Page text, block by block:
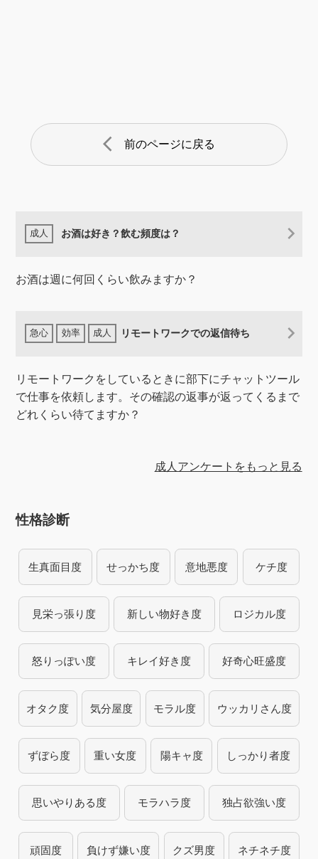
arrow_back_ios 前のページに戻る
お酒は好き？飲む頻度は？
お酒は週に何回くらい飲みますか？
リモートワークでの返信待ち
リモートワークをしているときに部下にチャットツール
で仕事を依頼します。その確認の返事が返ってくるまで
どれくらい待てますか？
成人アンケートをもっと見る
性格診断
生真面目度 せっかち度 意地悪度 ケチ度
見栄っ張り度 新しい物好き度 ロジカル度
怒りっぽい度 キレイ好き度 好奇心旺盛度
オタク度 気分屋度 モラル度 ウッカリさん度
ずぼら度 重い女度 陽キャ度 しっかり者度
思いやりある度 モラハラ度 独占欲強い度
頑固度 負けず嫌い度 クズ男度 ネチネチ度